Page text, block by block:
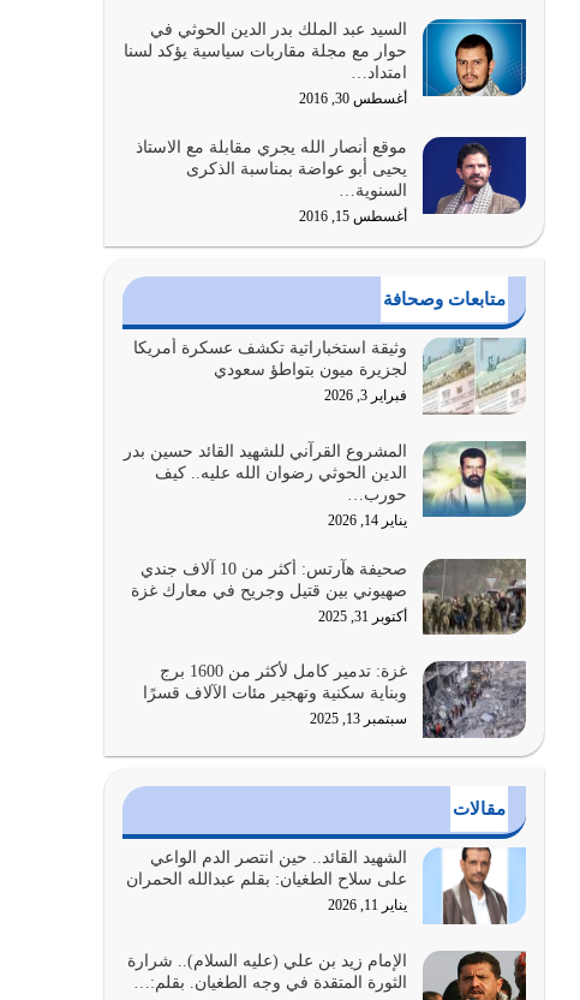
أولياء الشيطان كلما كانوا أكثر ولاءً وطاعة للشيطان
كلما كانوا أكثر ضعفاً
يوليو 30, 2026
والرزق والاستبشار والنجاة والخلود في…
يوليو 29, 2026
هل نحن من الصالحين؟ قيِّم نفسك هنا اترك القرآن
على أصله وأعرض نفسك، وأعرض ما لديك على…
يوليو 27, 2026
عندما يكون عدوك هو عدو الله معناه أن تكون نقاط
الضعف فيه كثيرة وسينصرك الله عليه إذا…
يوليو 26, 2026
أراد الله لهذه الأمة ان تكون خير امة أخرجت للناس
بالنهوض بالأمر بالمعروف والنهي عن…
يوليو 25, 2026
الدين الذي شرعه الله لا يجوز أن يخضع لآرائنا وأهوائنا
واجتهاداتنا لأننا سنختلف ونتفرق
يوليو 24, 2026
يجب أن نعود جميعاً الى القرآن وعندنا أخطاء جميعاً
لنعتصم بحبل الله جميعاً وليس كل…
يوليو 22, 2026
المُلك كله لله تعالى يؤتيه من يشاء وينزعه ممن يشاء
السيد عبد الملك بدر الدين الحوثي في
حوار مع مجلة مقاربات سياسية يؤكد لسنا
امتداد…
أغسطس 30, 2016
موقع أنصار الله يجري مقابلة مع الاستاذ
يحيى أبو عواضة بمناسبة الذكرى
السنوية…
أغسطس 15, 2016
متابعات وصحافة
وثيقة استخباراتية تكشف عسكرة أمريكا
لجزيرة ميون بتواطؤ سعودي
فبراير 3, 2026
المشروع القرآني للشهيد القائد حسين بدر
الدين الحوثي رضوان الله عليه.. كيف
حورب…
يناير 14, 2026
صحيفة هآرتس: أكثر من 10 آلاف جندي
صهيوني بين قتيل وجريح في معارك غزة
أكتوبر 31, 2025
غزة: تدمير كامل لأكثر من 1600 برج
وبناية سكنية وتهجير مئات الآلاف قسرًا
سبتمبر 13, 2025
مقالات
الشهيد القائد.. حين انتصر الدم الواعي
على سلاح الطغيان: بقلم عبدالله الحمران
يناير 11, 2026
الإمام زيد بن علي (عليه السلام).. شرارة
الثورة المتقدة في وجه الطغيان. بقلم:…